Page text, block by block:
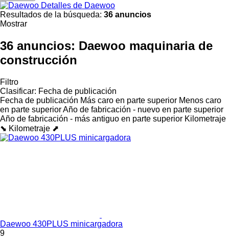
Detalles de Daewoo
Resultados de la búsqueda: 36 anuncios
Mostrar
36 anuncios: Daewoo maquinaria de
construcción
Filtro
Clasificar: Fecha de publicación
Fecha de publicación Más caro en parte superior Menos caro
en parte superiorAño de fabricación - nuevo en parte superior
Año de fabricación - más antiguo en parte superior Kilometraje
⬊ Kilometraje ⬈
Daewoo 430PLUS minicargadora
9